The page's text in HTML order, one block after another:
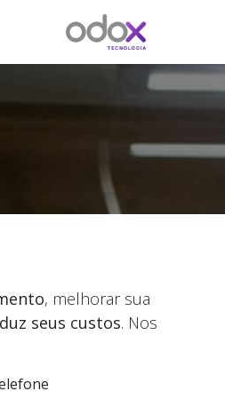
, melhorar sua
seus custos. Nos